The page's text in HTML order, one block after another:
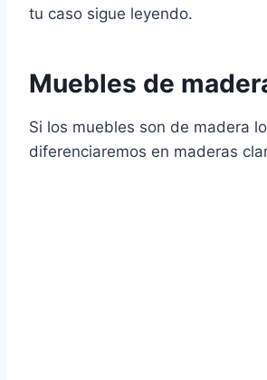
tu caso sigue leyendo.
Muebles de
Si los muebles son de madera
diferenciaremos en maderas